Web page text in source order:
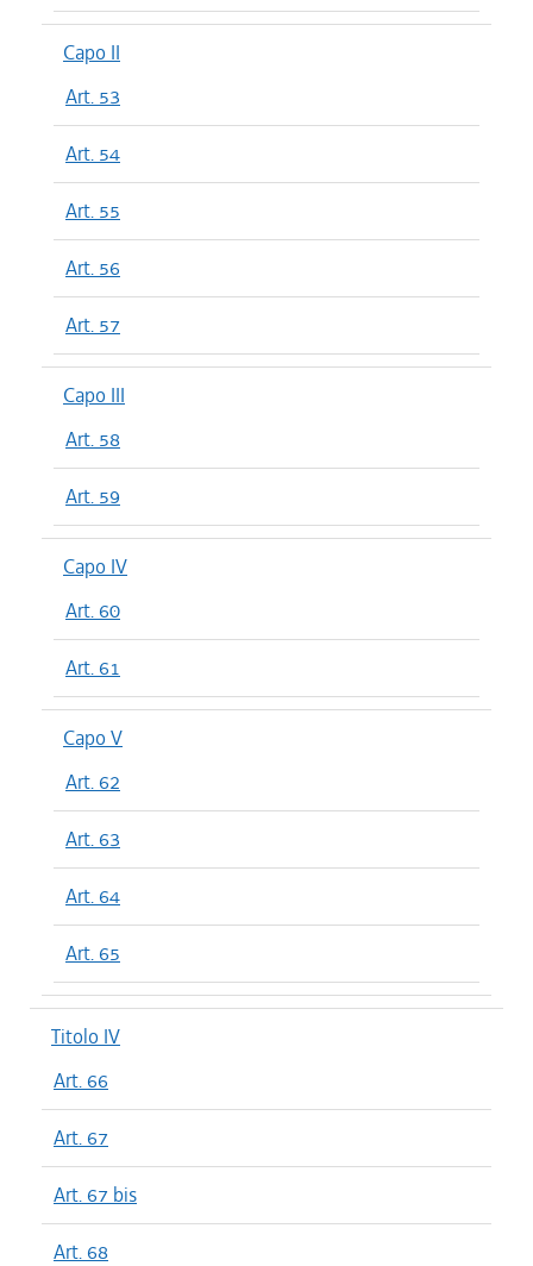
Capo II
Art. 53
Art. 54
Art. 55
Art. 56
Art. 57
Capo III
Art. 58
Art. 59
Capo IV
Art. 60
Art. 61
Capo V
Art. 62
Art. 63
Art. 64
Art. 65
Titolo IV
Art. 66
Art. 67
Art. 67 bis
Art. 68